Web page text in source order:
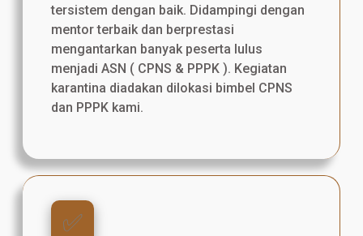
tersistem dengan baik. Didampingi dengan
mentor terbaik dan berprestasi
mengantarkan banyak peserta lulus
menjadi ASN ( CPNS & PPPK ). Kegiatan
karantina diadakan dilokasi bimbel CPNS
dan PPPK kami.
✅️